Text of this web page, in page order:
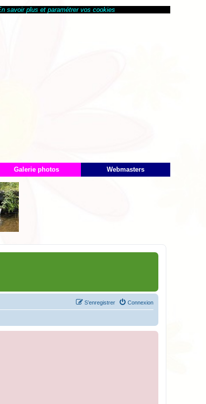
savoir plus et paramétrer vos cookies
Galerie photos Webmasters
Connexion
S’enregistrer